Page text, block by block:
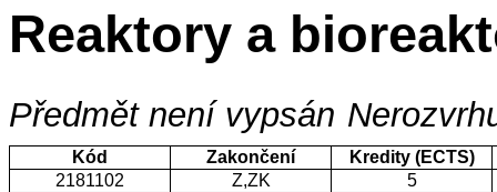
Reaktory a
Předmět není vypsán
Kód Zakončení
Kredity (ECTS)
2181102
Z,ZK 5